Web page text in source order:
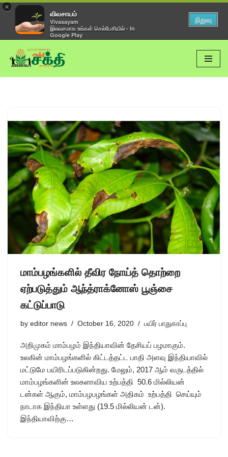
×
விவசாயம்
Vivasayam
இலவசமாக உங்கள் செல்பேசியில் - In
Google Play
நிறுவு
Skip
to
மாம்பழங்களில் தீவிர நோய்த் தொற்றை
ஏற்படுத்தும் ஆந்த்ராக்னோஸ் பூஞ்சை
கட்டுப்பாடு
by editor news October 16, 2020 பயிர் பாதுகாப்பு
அறிமுகம் மாம்பழம் இந்தியாவின் தேசியப் பழமாகும்.
உலகின் மாம்பழங்களில் கிட்டத்தட்ட பாதி அளவு இந்தியாவில்
மட்டுமே பயிரிடப்படுகின்றது. மேலும், 2017 ஆம் வருடத்தில்
மாம்பழங்களின் உலகளாவிய உற்பத்தி 50.6 மில்லியன்
டன்கள் ஆகும், மாம்பழபழங்கள் அதிகம் உற்பத்தி செய்யும்
நாடாக இந்தியா உள்ளது (19.5 மில்லியன் டன்).
இந்தியாவிற்கு…